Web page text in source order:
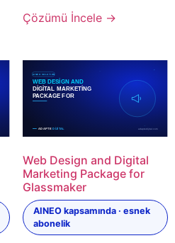
Çözümü İncele →
Web Design and Digital
Marketing Package for
Glassmaker
AINEO kapsamında · esnek
abonelik